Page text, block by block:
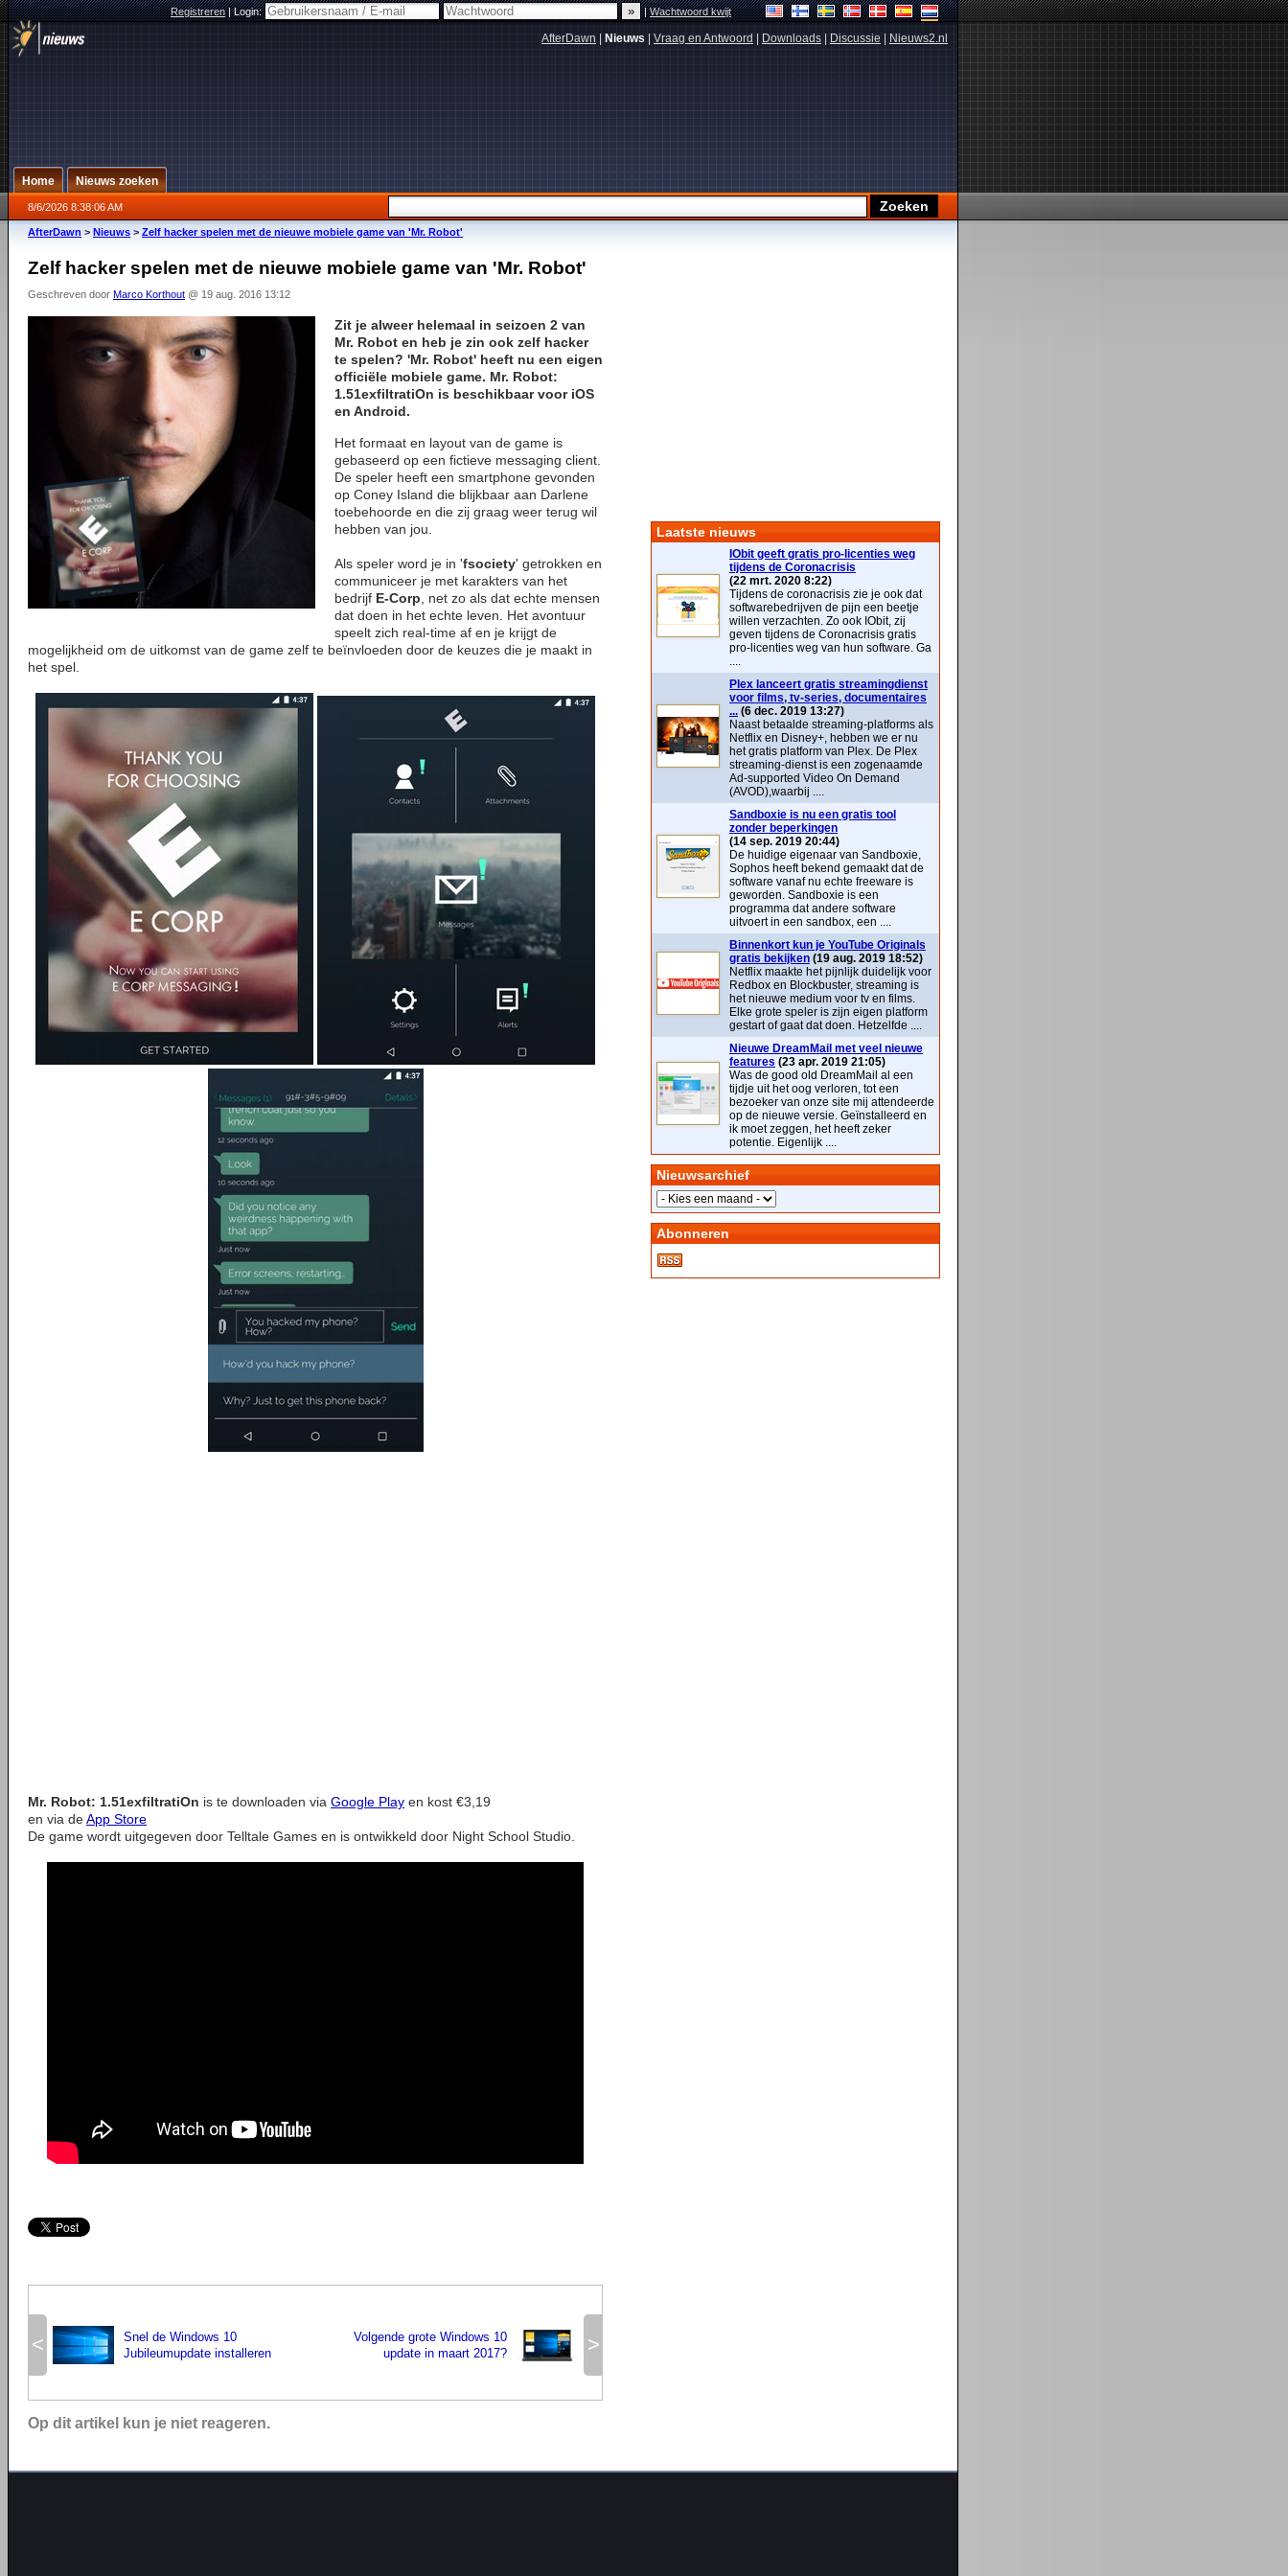
Registreren|Login: |Wachtwoord kwijt
AfterDawn Nieuws Vraag en Antwoord Downloads Discussie Nieuws2.nl
Home Nieuws zoeken
8/6/2026 8:38:06 AM
AfterDawn > Nieuws > Zelf hacker spelen met de nieuwe mobiele game van 'Mr. Robot'
Zelf hacker spelen met de nieuwe mobiele game van 'Mr. Robot'
Geschreven door Marco Korthout @ 19 aug. 2016 13:12
Zit je alweer helemaal in seizoen 2 van
Mr. Robot en heb je zin ook zelf hacker
te spelen? 'Mr. Robot' heeft nu een eigen
officiële mobiele game. Mr. Robot:
1.51exfiltratiOn is beschikbaar voor iOS
en Android.
Het formaat en layout van de game is
gebaseerd op een fictieve messaging client.
De speler heeft een smartphone gevonden
op Coney Island die blijkbaar aan Darlene
toebehoorde en die zij graag weer terug wil
hebben van jou.
Als speler word je in 'fsociety' getrokken en
communiceer je met karakters van het
bedrijf E-Corp , net zo als dat echte mensen
dat doen in het echte leven. Het avontuur
speelt zich real-time af en je krijgt de
mogelijkheid om de uitkomst van de game zelf te beïnvloeden door de keuzes die je maakt in
het spel.
Mr. Robot: 1.51exfiltratiOn is te downloaden via Google Play en kost €3,19
en via deApp Store
De game wordt uitgegeven door Telltale Games en is ontwikkeld door Night School Studio.
<
Snel de Windows 10
Jubileumupdate installeren
>
Volgende grote Windows 10
update in maart 2017?
Op dit artikel kun je niet reageren.
Laatste nieuws
IObit geeft gratis pro-licenties weg
tijdens de Coronacrisis
(22 mrt. 2020 8:22)
Tijdens de coronacrisis zie je ook dat
softwarebedrijven de pijn een beetje
willen verzachten. Zo ook IObit, zij
geven tijdens de Coronacrisis gratis
pro-licenties weg van hun software. Ga
....
Plex lanceert gratis streamingdienst
voor films, tv-series, documentaires
... (6 dec. 2019 13:27)
Naast betaalde streaming-platforms als
Netflix en Disney+, hebben we er nu
het gratis platform van Plex. De Plex
streaming-dienst is een zogenaamde
Ad-supported Video On Demand
(AVOD),waarbij ....
Sandboxie is nu een gratis tool
zonder beperkingen
(14 sep. 2019 20:44)
De huidige eigenaar van Sandboxie,
Sophos heeft bekend gemaakt dat de
software vanaf nu echte freeware is
geworden. Sandboxie is een
programma dat andere software
uitvoert in een sandbox, een ....
Binnenkort kun je YouTube Originals
gratis bekijken (19 aug. 2019 18:52)
Netflix maakte het pijnlijk duidelijk voor
Redbox en Blockbuster, streaming is
het nieuwe medium voor tv en films.
Elke grote speler is zijn eigen platform
gestart of gaat dat doen. Hetzelfde ....
Nieuwe DreamMail met veel nieuwe
features (23 apr. 2019 21:05)
Was de good old DreamMail al een
tijdje uit het oog verloren, tot een
bezoeker van onze site mij attendeerde
op de nieuwe versie. Geïnstalleerd en
ik moet zeggen, het heeft zeker
potentie. Eigenlijk ....
Nieuwsarchief
Abonneren